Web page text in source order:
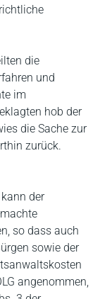
die
und
im
hob der
die Sache zur
zurück.
der
so dass auch
sowie der
angenommen,